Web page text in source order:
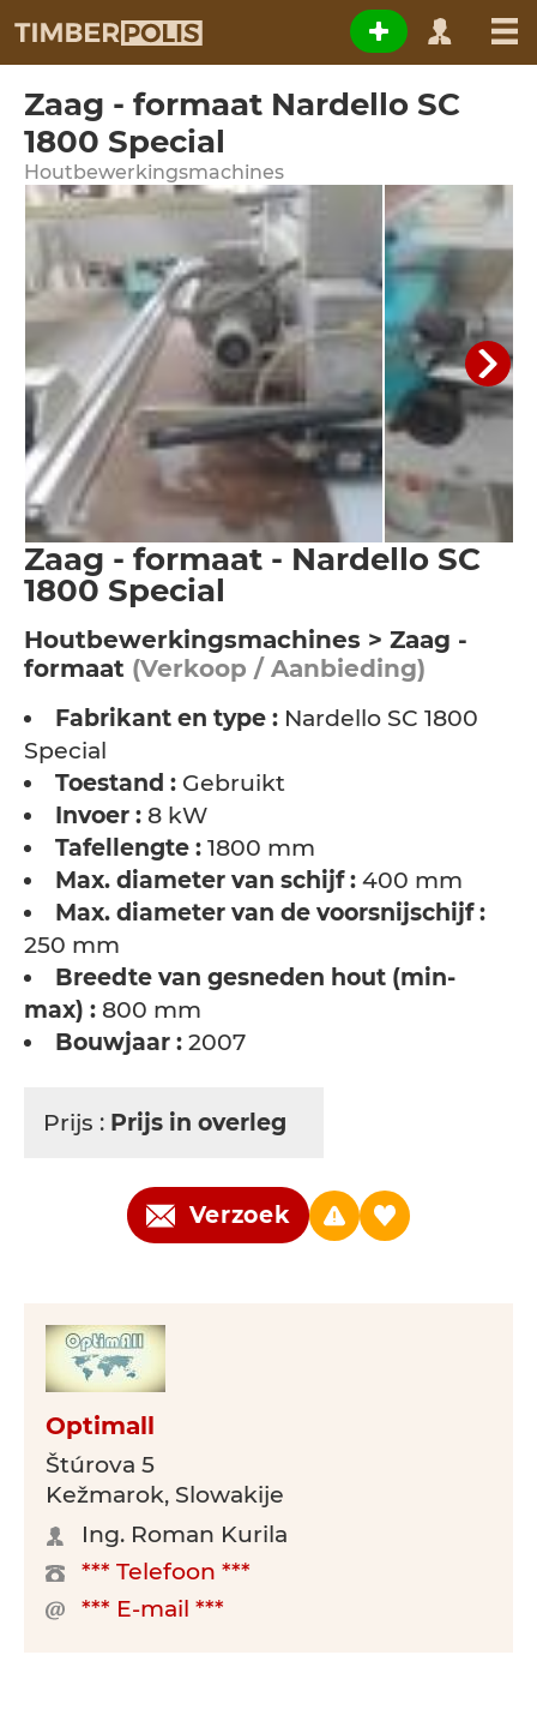
Zaag - formaat Nardello SC
1800 Special
Houtbewerkingsmachines
Zaag - formaat - Nardello SC
1800 Special
Houtbewerkingsmachines > Zaag -
formaat (Verkoop / Aanbieding)
Fabrikant en type : Nardello SC 1800
Special
Toestand : Gebruikt
Invoer : 8 kW
Tafellengte : 1800 mm
Max. diameter van schijf : 400 mm
Max. diameter van de voorsnijschijf :
250 mm
Breedte van gesneden hout (min-
max) : 800 mm
Bouwjaar : 2007
Prijs : Prijs in overleg
Verzoek
Optimall
Štúrova 5
Kežmarok, Slowakije
Ing. Roman Kurila
*** Telefoon ***
*** E-mail ***